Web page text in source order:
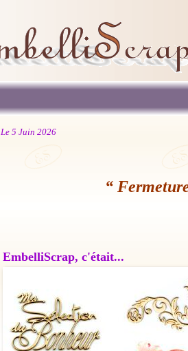
Le 5 Juin 2026
“
EmbelliScrap, c'était...